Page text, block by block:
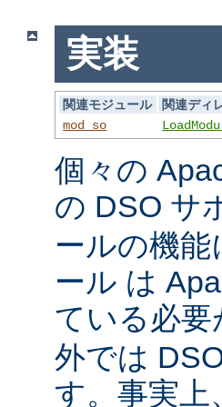
実装
関連モジュール
関連ディ
mod_so
個々の
の DSO サ
ールの機
ール は
ている必
外では
す。事実上